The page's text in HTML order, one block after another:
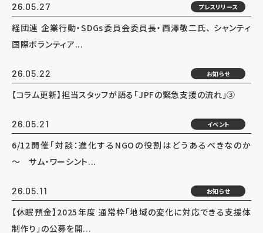
26.05.27 プレスリリース
経団連 企業行動・SDGs委員会委員長・西澤敬二氏、 シャンティ
国際ボランティア...
26.05.22 お知らせ
【コラム更新】担当スタッフが語る「JPFの緊急支援の流れ」③
26.05.21 イベント
6/12開催「対談：進化するNGOの役割はどうあるべきなのか
～ サム・ワーシント...
26.05.11 お知らせ
【休眠預金】2025年度 通常枠「地域の変化に対応できる支援体
制作り」の公募を開...